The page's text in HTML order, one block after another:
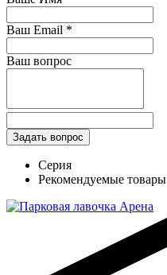
Ваш Email *
Ваш вопрос
Серия
Рекомендуемые товары